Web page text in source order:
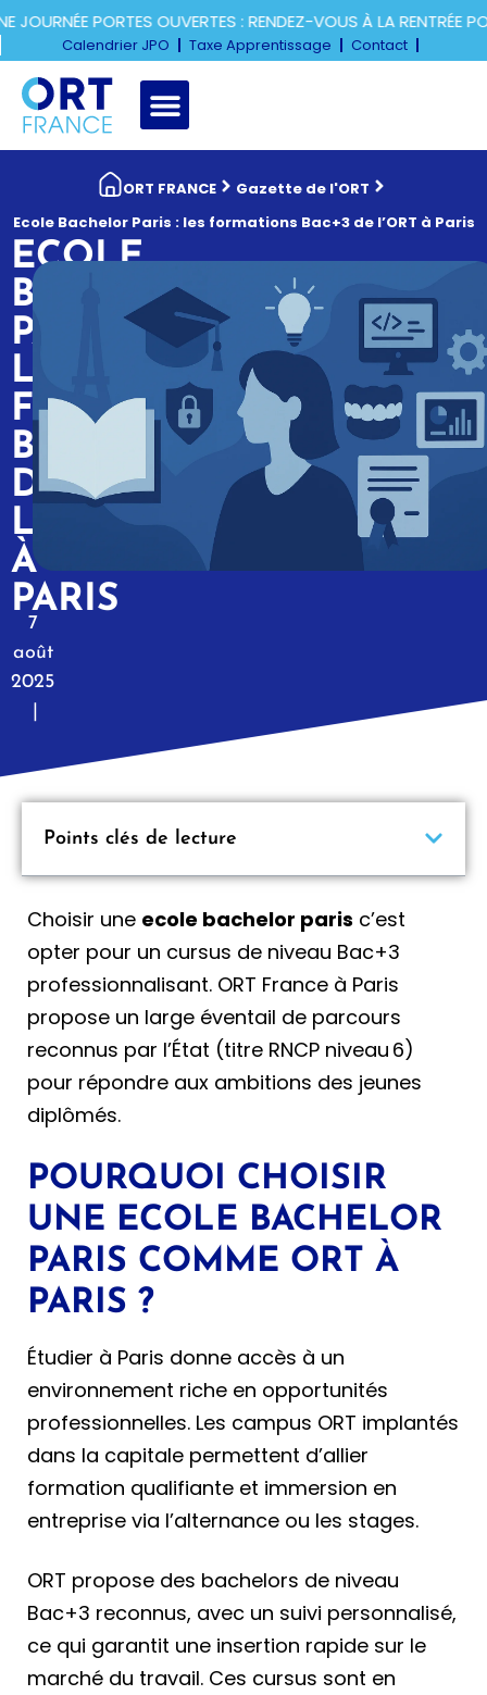
PORTES OUVERTES : RENDEZ-VOUS À LA RENTRÉE
Calendrier JPO Taxe Apprentissage Contact
ORT FRANCE
Gazette de l'ORT
Ecole Bachelor Paris : les formations Bac+3 de l’ORT à Paris
ECOLE
BACHELOR
PARIS :
LES
FORMATIONS
BAC+3
DE
L’ORT
À
PARIS
7
août
2025
Choisir une ecole bachelor paris c’est
opter pour un cursus de niveau Bac+3
professionnalisant. ORT France à Paris
propose un large éventail de parcours
reconnus par l’État (titre RNCP niveau 6)
pour répondre aux ambitions des jeunes
diplômés.
POURQUOI CHOISIR
UNE ECOLE BACHELOR
PARIS COMME ORT À
PARIS ?
Étudier à Paris donne accès à un
environnement riche en opportunités
professionnelles. Les campus ORT implantés
dans la capitale permettent d’allier
formation qualifiante et immersion en
entreprise via l’alternance ou les stages.
ORT propose des bachelors de niveau
Bac+3 reconnus, avec un suivi personnalisé,
ce qui garantit une insertion rapide sur le
marché du travail. Ces cursus sont en
Points clés de lecture